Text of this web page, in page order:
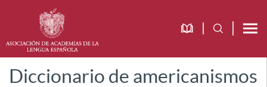
Diccionario de americanismos